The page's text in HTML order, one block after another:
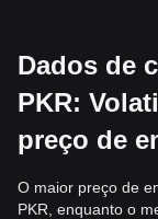
Dados de
PKR:
preço de
O maior preço de
PKR, enquanto o